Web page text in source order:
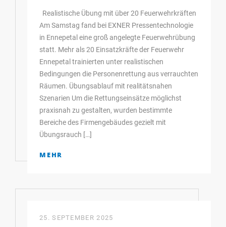
Realistische Übung mit über 20 Feuerwehrkräften
Am Samstag fand bei EXNER Pressentechnologie
in Ennepetal eine groß angelegte Feuerwehrübung
statt. Mehr als 20 Einsatzkräfte der Feuerwehr
Ennepetal trainierten unter realistischen
Bedingungen die Personenrettung aus verrauchten
Räumen. Übungsablauf mit realitätsnahen
Szenarien Um die Rettungseinsätze möglichst
praxisnah zu gestalten, wurden bestimmte
Bereiche des Firmengebäudes gezielt mit
Übungsrauch […]
MEHR
25. SEPTEMBER 2025